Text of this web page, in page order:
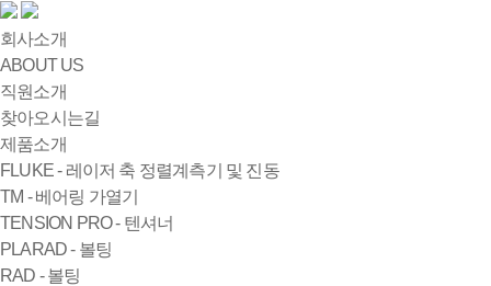
회사소개
ABOUT US
직원소개
찾아오시는길
제품소개
FLUKE - 레이저 축 정렬계측기 및 진동
TM - 베어링 가열기
TENSION PRO - 텐셔너
PLARAD - 볼팅
RAD - 볼팅